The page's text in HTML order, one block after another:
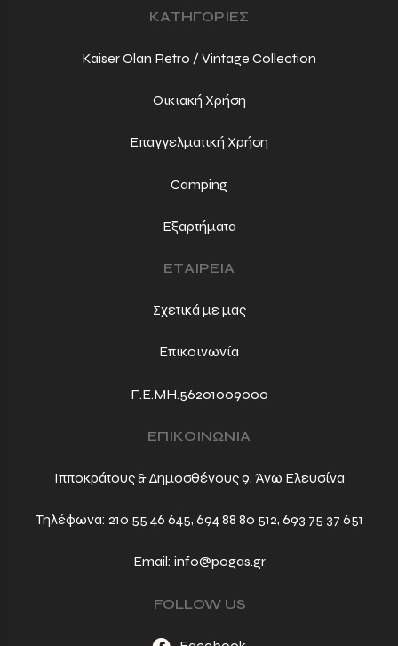
ΚΑΤΗΓΟΡΙΕΣ
Kaiser Olan Retro / Vintage Collection
Οικιακή Χρήση
Επαγγελματική Χρήση
Camping
Εξαρτήματα
ΕΤΑΙΡΕΙΑ
Σχετικά με μας
Επικοινωνία
Γ.Ε.ΜΗ.56201009000
ΕΠΙΚΟΙΝΩΝΙΑ
Ιπποκράτους & Δημοσθένους 9, Άνω Ελευσίνα
Τηλέφωνα: 210 55 46 645, 694 88 80 512, 693 75 37 651
Email: info@pogas.gr
FOLLOW US